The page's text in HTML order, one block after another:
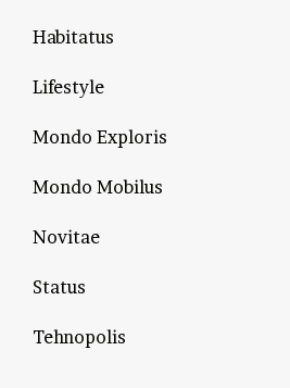
Habitatus
Lifestyle
Mondo Exploris
Mondo Mobilus
Novitae
Status
Tehnopolis